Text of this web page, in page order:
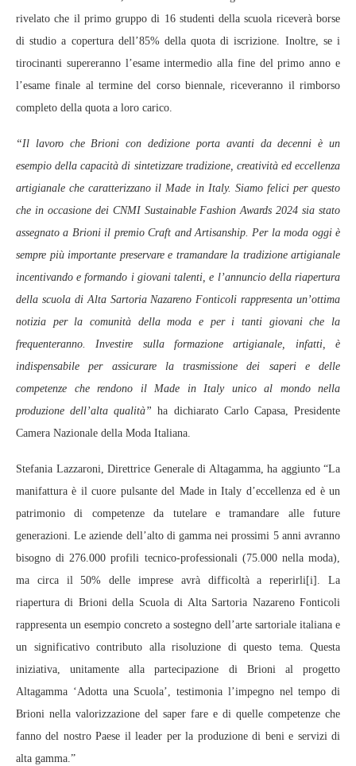
rivelato che il primo gruppo di 16 studenti della scuola riceverà borse
di studio a copertura dell’85% della quota di iscrizione. Inoltre, se i
tirocinanti supereranno l’esame intermedio alla fine del primo anno e
l’esame finale al termine del corso biennale, riceveranno il rimborso
completo della quota a loro carico.
“Il lavoro che Brioni con dedizione porta avanti da decenni è un
esempio della capacità di sintetizzare tradizione, creatività ed eccellenza
artigianale che caratterizzano il Made in Italy. Siamo felici per questo
che in occasione dei CNMI Sustainable Fashion Awards 2024 sia stato
assegnato a Brioni il premio Craft and Artisanship. Per la moda oggi è
sempre più importante preservare e tramandare la tradizione artigianale
incentivando e formando i giovani talenti, e l’annuncio della riapertura
della scuola di Alta Sartoria Nazareno Fonticoli rappresenta un’ottima
notizia per la comunità della moda e per i tanti giovani che la
frequenteranno. Investire sulla formazione artigianale, infatti, è
indispensabile per assicurare la trasmissione dei saperi e delle
competenze che rendono il Made in Italy unico al mondo nella
produzione dell’alta qualità” ha dichiarato Carlo Capasa, Presidente
Camera Nazionale della Moda Italiana.
Stefania Lazzaroni, Direttrice Generale di Altagamma, ha aggiunto “La
manifattura è il cuore pulsante del Made in Italy d’eccellenza ed è un
patrimonio di competenze da tutelare e tramandare alle future
generazioni. Le aziende dell’alto di gamma nei prossimi 5 anni avranno
bisogno di 276.000 profili tecnico-professionali (75.000 nella moda),
ma circa il 50% delle imprese avrà difficoltà a reperirli[i]. La
riapertura di Brioni della Scuola di Alta Sartoria Nazareno Fonticoli
rappresenta un esempio concreto a sostegno dell’arte sartoriale italiana e
un significativo contributo alla risoluzione di questo tema. Questa
iniziativa, unitamente alla partecipazione di Brioni al progetto
Altagamma ‘Adotta una Scuola’, testimonia l’impegno nel tempo di
Brioni nella valorizzazione del saper fare e di quelle competenze che
fanno del nostro Paese il leader per la produzione di beni e servizi di
alta gamma.”